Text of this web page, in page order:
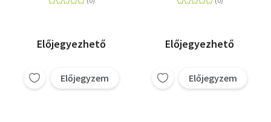
Előjegyezhető
Előjegyzem
Előjegyezhető
Előjegyzem